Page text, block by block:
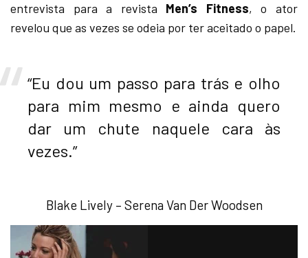
entrevista para a revista Men’s Fitness, o ator
revelou que as vezes se odeia por ter aceitado o papel.
“Eu dou um passo para trás e olho
para mim mesmo e ainda quero
dar um chute naquele cara às
vezes.”
Blake Lively – Serena Van Der Woodsen